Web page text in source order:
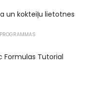
un kokteiļu lietotnes
Tutorial